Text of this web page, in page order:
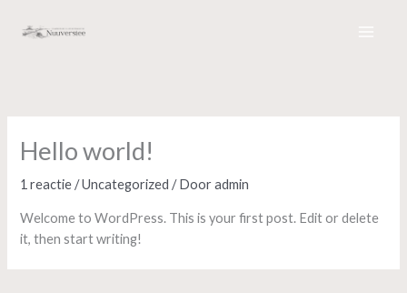
naar
Hello world!
1 reactie /Uncategorized / Dooradmin
Welcome to WordPress. This is your first post. Edit or delete
it, then start writing!